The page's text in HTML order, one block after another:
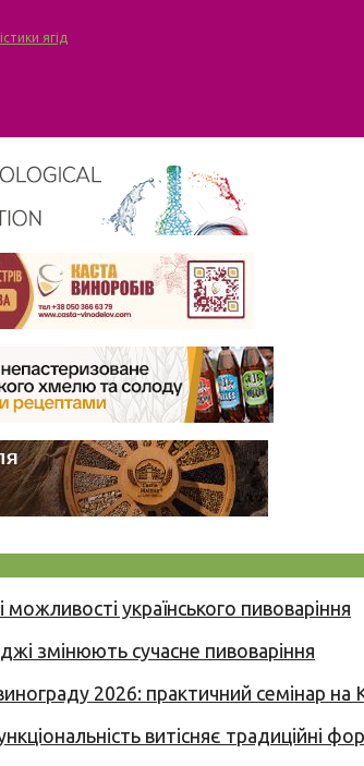
ягід
українського пивоваріння
змінюють сучасне пивоваріння
2026: практичний семінар на
витісняє традиційні